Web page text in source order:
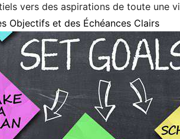
vers des aspirations de toute une
Objectifs et des Échéances Clairs